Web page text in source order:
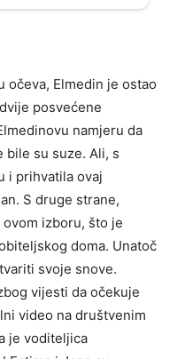
očeva, Elmedin je ostao
posvećene
namjeru da
bile su suze. Ali, s
i prihvatila ovaj
S druge strane,
izboru, što je
doma. Unatoč
svoje snove.
vijesti da očekuje
video na društvenim
je voditeljica